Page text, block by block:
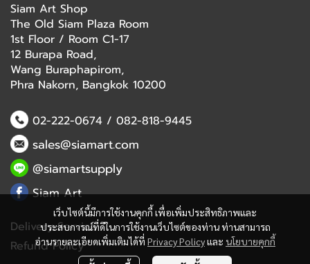
เว็บไซต์นี้มีการใช้งานคุกกี้ เพื่อเพิ่มประสิทธิภาพและ
ประสบการณ์ที่ดีในการใช้งานเว็บไซต์ของท่าน ท่านสามารถ
อ่านรายละเอียดเพิ่มเติมได้ที่ Privacy Policyและ นโยบายคุกกี้
Siam Art Shop
The Old Siam Plaza Room
1st Floor / Room C1-17
12 Burapa Road,
Wang Buraphapirom,
Phra Nakorn, Bangkok 10200
02-222-0674/ 082-818-9445
sales@siamart.com
@siamartsupply
Siam Art
Delivery Service
Refund Policy